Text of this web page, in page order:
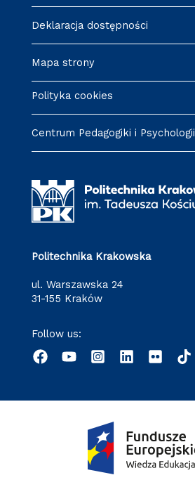
Deklaracja dostępności
Mapa strony
Polityka cookies
Centrum Pedagogiki i Psychologii
Politechnika Krakowska
ul. Warszawska 24
31-155 Kraków
Follow us: